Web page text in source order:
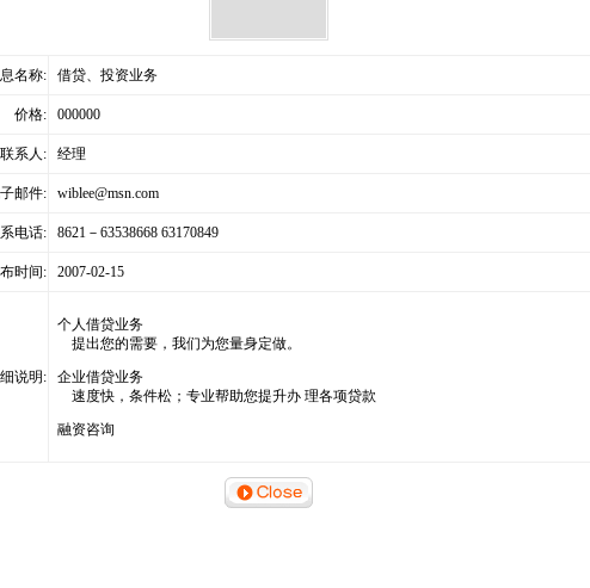
名称: 借贷、投资业务
价格: 000000
联系人: 经理
邮件: wiblee@msn.com
电话: 8621－63538668 63170849
时间: 2007-02-15
说明:
个人借贷业务
提出您的需要，我们为您量身定做。
企业借贷业务
速度快，条件松；专业帮助您提升办 理各项贷款
融资咨询